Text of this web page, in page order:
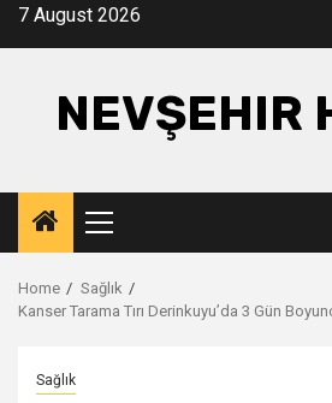
Skip7 August 2026
NEVŞEHIR
Primary
Menu
Home
Sağlık
Kanser Tarama Tırı Derinkuyu’da 3 Gün
Sağlık